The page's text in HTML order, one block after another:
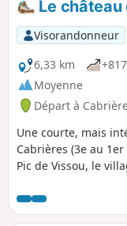
parcours agréable
nombreuses
notamment un point
sur la terrasse de
fond, la silhouette
repère au cours de
de surprises. Cette randonnée est
susceptible d'être
du niveau de risque
Pensez à consulter
Le château
Visorandonneur
6,33 km
Moyenne
Départ à
Une courte, mais
Cabrières (3e au
Pic de Vissou, le
Cabrières Estabel.